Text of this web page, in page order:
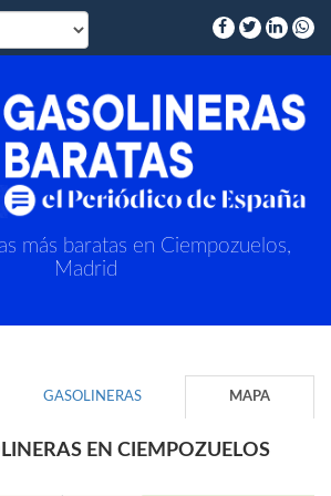
más baratas en Ciempozuelos,
Madrid
GASOLINERAS MAPA
EN CIEMPOZUELOS